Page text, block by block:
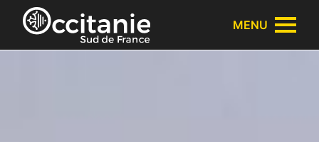
Panneau de gestion des cookies
MENU